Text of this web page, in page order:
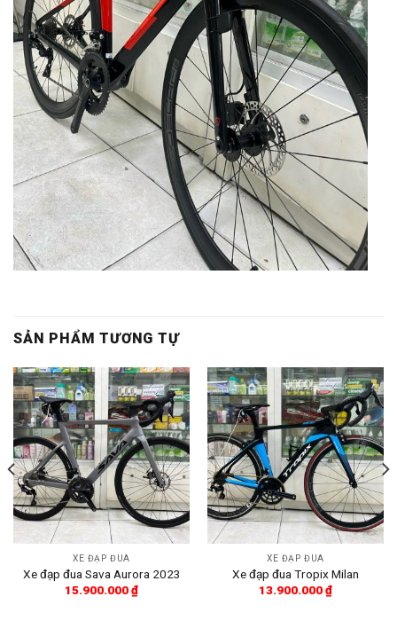
SẢN PHẨM TƯƠNG TỰ
XE ĐẠP ĐUA
Xe đạp đua Sava Aurora 2023
15.900.000₫
XE ĐẠP ĐUA
Xe đạp đua Tropix Milan
13.900.000₫